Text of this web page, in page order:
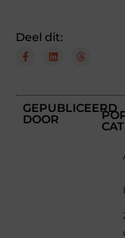
Deel dit:
GEPUBLICEERD
DOOR